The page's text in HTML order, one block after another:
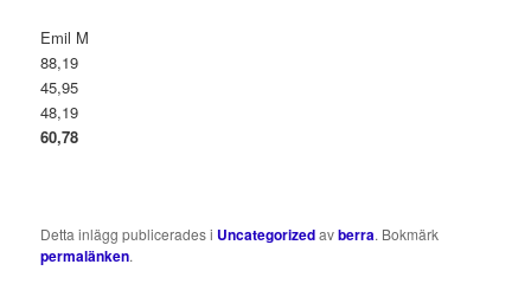
Emil M
88,19
45,95
48,19
60,78
Detta inlägg publicerades i Uncategorizedavberra. Bokmärk
permalänken.